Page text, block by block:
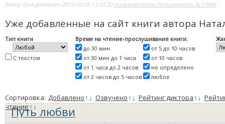
Автор был добавлен 2013-02-05 13:37:20 пользователем Пользователь №17806..
Уже добавленные на сайт книги автора
Тип книги
С текстом
Время на чтение-прослушивание книги:
до 30 мин
от 30 мин до 1 часа
от 1 часа до 2 часов
от 2 часов до 5 часов
от 5 до 10 часов
от 10 часов
не определено
любое
Сортировка: Добавлено↑ ↓ Озвучено↑ ↓ Рейтинг диктора↑ ↓
чтение↑↓
Путь любви